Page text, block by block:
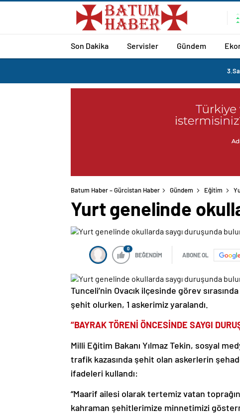
Son Dakika Servisler Gündem
Batum Haber – Gürcistan Haber Gündem Eğitim
Yurt genelinde
0
BEĞENDİM ABONE OL
Tunceli’nin Ovacık ilçesinde görev
şehit olurken, 1 askerimiz yaralandı.
“BAYRAK TÖRENİ ÖNCESİNDE SAYGI
Milli Eğitim Bakanı Yılmaz Tekin, sosyal
trafik kazasında şehit olan askerlerin
ifadeleri kullandı:
“Maarif ailesi olarak tertemiz vatan
kahraman şehitlerimize minnetimizi